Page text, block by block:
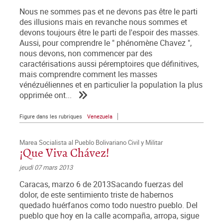
Nous ne sommes pas et ne devons pas être le parti
des illusions mais en revanche nous sommes et
devons toujours être le parti de l'espoir des masses.
Aussi, pour comprendre le " phénomène Chavez ",
nous devons, non commencer par des
caractérisations aussi péremptoires que définitives,
mais comprendre comment les masses
vénézuéliennes et en particulier la population la plus
opprimée ont...
Figure dans les rubriques Venezuela
Marea Socialista al Pueblo Bolivariano Civil y Militar
¡Que Viva Chávez!
jeudi 07 mars 2013
Caracas, marzo 6 de 2013Sacando fuerzas del
dolor, de este sentimiento triste de habernos
quedado huérfanos como todo nuestro pueblo. Del
pueblo que hoy en la calle acompaña, arropa, sigue